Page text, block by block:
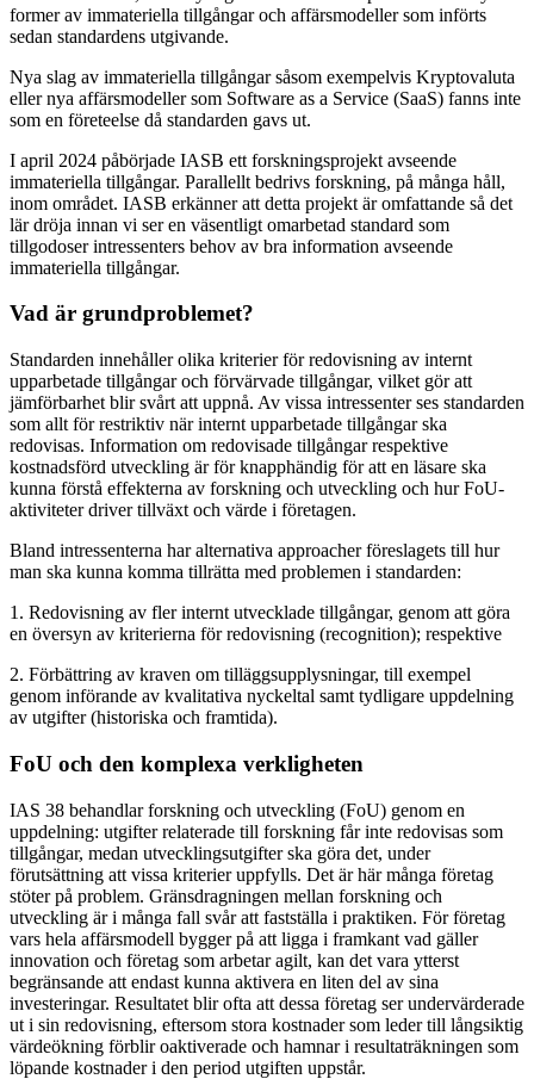
former av immateriella tillgångar och affärsmodeller som införts
sedan standardens utgivande.
Nya slag av immateriella tillgångar såsom exempelvis Kryptovaluta
eller nya affärsmodeller som Software as a Service (SaaS) fanns inte
som en företeelse då standarden gavs ut.
I april 2024 påbörjade IASB ett forskningsprojekt avseende
immateriella tillgångar. Parallellt bedrivs forskning, på många håll,
inom området. IASB erkänner att detta projekt är omfattande så det
lär dröja innan vi ser en väsentligt omarbetad standard som
tillgodoser intressenters behov av bra information avseende
immateriella tillgångar.
Vad är grundproblemet?
Standarden innehåller olika kriterier för redovisning av internt
upparbetade tillgångar och förvärvade tillgångar, vilket gör att
jämförbarhet blir svårt att uppnå. Av vissa intressenter ses standarden
som allt för restriktiv när internt upparbetade tillgångar ska
redovisas. Information om redovisade tillgångar respektive
kostnadsförd utveckling är för knapphändig för att en läsare ska
kunna förstå effekterna av forskning och utveckling och hur FoU-
aktiviteter driver tillväxt och värde i företagen.
Bland intressenterna har alternativa approacher föreslagets till hur
man ska kunna komma tillrätta med problemen i standarden:
1. Redovisning av fler internt utvecklade tillgångar, genom att göra
en översyn av kriterierna för redovisning (recognition); respektive
2. Förbättring av kraven om tilläggsupplysningar, till exempel
genom införande av kvalitativa nyckeltal samt tydligare uppdelning
av utgifter (historiska och framtida).
FoU och den komplexa verkligheten
IAS 38 behandlar forskning och utveckling (FoU) genom en
uppdelning: utgifter relaterade till forskning får inte redovisas som
tillgångar, medan utvecklingsutgifter ska göra det, under
förutsättning att vissa kriterier uppfylls. Det är här många företag
stöter på problem. Gränsdragningen mellan forskning och
utveckling är i många fall svår att fastställa i praktiken. För företag
vars hela affärsmodell bygger på att ligga i framkant vad gäller
innovation och företag som arbetar agilt, kan det vara ytterst
begränsande att endast kunna aktivera en liten del av sina
investeringar. Resultatet blir ofta att dessa företag ser undervärderade
ut i sin redovisning, eftersom stora kostnader som leder till långsiktig
värdeökning förblir oaktiverade och hamnar i resultaträkningen som
löpande kostnader i den period utgiften uppstår.